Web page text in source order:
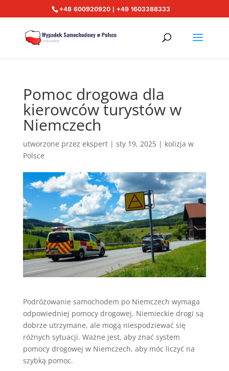
+48 600920920 | +49 1603388333
Pomoc drogowa dla
kierowców turystów w
Niemczech
utworzone przez ekspert| sty 19, 2025| kolizja w
Polsce
Podróżowanie samochodem po Niemczech wymaga
odpowiedniej pomocy drogowej. Niemieckie drogi są
dobrze utrzymane, ale mogą niespodziewać się
różnych sytuacji. Ważne jest, aby znać system
pomocy drogowej w Niemczech, aby móc liczyć na
szybką pomoc.